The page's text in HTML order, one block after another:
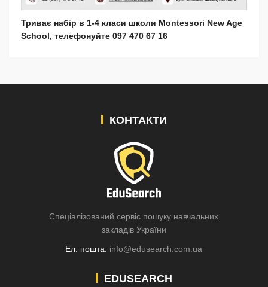
Триває набір в 1-4 класи школи Montessori New Age
School, телефонуйте 097 470 67 16
КОНТАКТИ
Спеціалізований сервіс пошуку навчальних
закладів України
Ел. пошта: info@edusearch.com.ua
EDUSEARCH